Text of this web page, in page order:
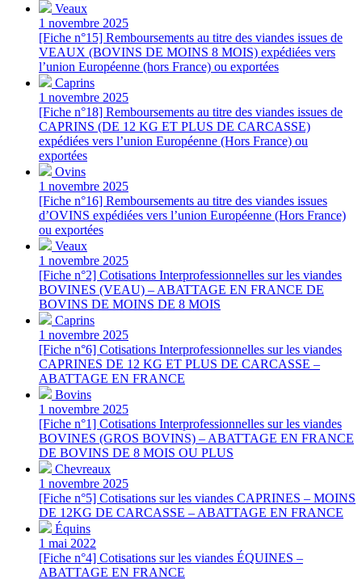
Veaux
1 novembre 2025
[Fiche n°15] Remboursements au titre des viandes issues de
VEAUX (BOVINS DE MOINS 8 MOIS) expédiées vers
l’union Européenne (hors France) ou exportées
Caprins
1 novembre 2025
[Fiche n°18] Remboursements au titre des viandes issues de
CAPRINS (DE 12 KG ET PLUS DE CARCASSE)
expédiées vers l’union Européenne (Hors France) ou
exportées
Ovins
1 novembre 2025
[Fiche n°16] Remboursements au titre des viandes issues
d’OVINS expédiées vers l’union Européenne (Hors France)
ou exportées
Veaux
1 novembre 2025
[Fiche n°2] Cotisations Interprofessionnelles sur les viandes
BOVINES (VEAU) – ABATTAGE EN FRANCE DE
BOVINS DE MOINS DE 8 MOIS
Caprins
1 novembre 2025
[Fiche n°6] Cotisations Interprofessionnelles sur les viandes
CAPRINES DE 12 KG ET PLUS DE CARCASSE –
ABATTAGE EN FRANCE
Bovins
1 novembre 2025
[Fiche n°1] Cotisations Interprofessionnelles sur les viandes
BOVINES (GROS BOVINS) – ABATTAGE EN FRANCE
DE BOVINS DE 8 MOIS OU PLUS
Chevreaux
1 novembre 2025
[Fiche n°5] Cotisations sur les viandes CAPRINES – MOINS
DE 12KG DE CARCASSE – ABATTAGE EN FRANCE
Équins
1 mai 2022
[Fiche n°4] Cotisations sur les viandes ÉQUINES –
ABATTAGE EN FRANCE